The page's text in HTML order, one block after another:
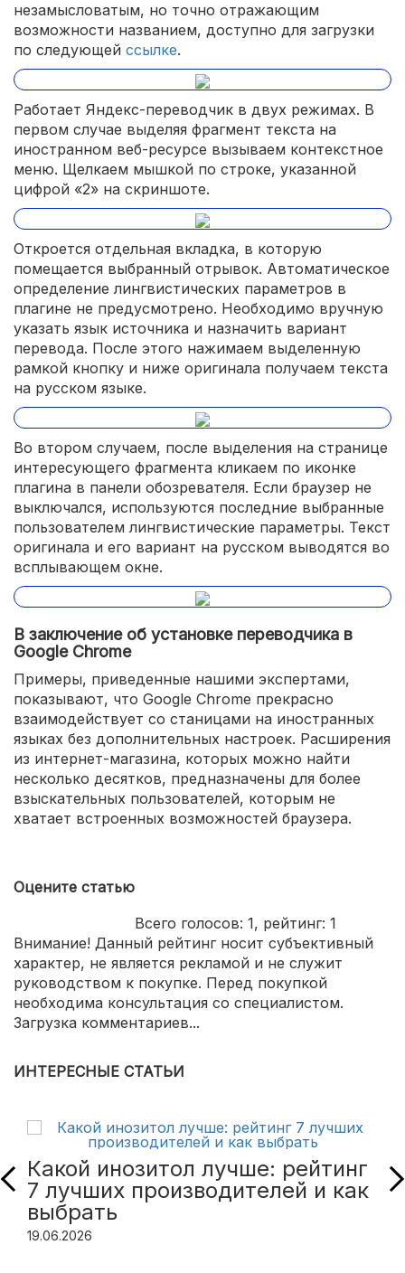
незамысловатым, но точно отражающим
возможности названием, доступно для загрузки
по следующей ссылке.
Работает Яндекс-переводчик в двух режимах. В
первом случае выделяя фрагмент текста на
иностранном веб-ресурсе вызываем контекстное
меню. Щелкаем мышкой по строке, указанной
цифрой «2» на скриншоте.
Откроется отдельная вкладка, в которую
помещается выбранный отрывок. Автоматическое
определение лингвистических параметров в
плагине не предусмотрено. Необходимо вручную
указать язык источника и назначить вариант
перевода. После этого нажимаем выделенную
рамкой кнопку и ниже оригинала получаем текста
на русском языке.
Во втором случаем, после выделения на странице
интересующего фрагмента кликаем по иконке
плагина в панели обозревателя. Если браузер не
выключался, используются последние выбранные
пользователем лингвистические параметры. Текст
оригинала и его вариант на русском выводятся во
всплывающем окне.
В заключение об установке переводчика в
Google Chrome
Примеры, приведенные нашими экспертами,
показывают, что Google Chrome прекрасно
взаимодействует со станицами на иностранных
языках без дополнительных настроек. Расширения
из интернет-магазина, которых можно найти
несколько десятков, предназначены для более
взыскательных пользователей, которым не
хватает встроенных возможностей браузера.
Оцените статью
Всего голосов: 1, рейтинг: 1
Внимание! Данный рейтинг носит субъективный
характер, не является рекламой и не служит
руководством к покупке. Перед покупкой
необходима консультация со специалистом.
Загрузка комментариев...
ИНТЕРЕСНЫЕ СТАТЬИ
Какой инозитол лучше: рейтинг
7 лучших производителей и как
выбрать
19.06.2026